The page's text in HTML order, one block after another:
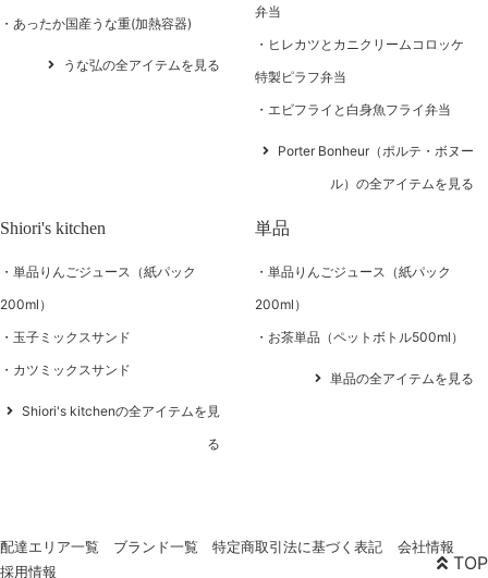
あったか国産うな重(加熱容器)
うな弘の全アイテムを見る
弁当
ヒレカツとカニクリームコロッケ
特製ピラフ弁当
エビフライと白身魚フライ弁当
Porter Bonheur（ポルテ・ボヌー
ル）の全アイテムを見る
Shiori's kitchen
単品りんごジュース（紙パック
200ml）
玉子ミックスサンド
カツミックスサンド
Shiori's kitchenの全アイテムを見
る
単品
単品りんごジュース（紙パック
200ml）
お茶単品（ペットボトル500ml）
単品の全アイテムを見る
TOP
配達エリア一覧 ブランド一覧 特定商取引法に基づく表記
会社情報
採用情報